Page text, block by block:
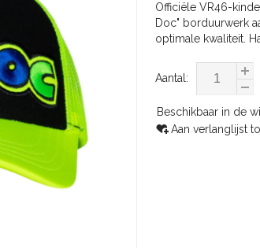
Officiële VR46-
Doc" borduurwerk
optimale kwaliteit.
Aantal:
Beschikbaar in de
Aan verlanglijst